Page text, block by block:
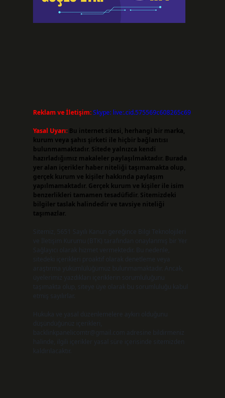
Reklam ve İletişim:Skype: live:.cid.575569c608265c69
Yasal Uyarı: Bu internet sitesi, herhangi bir marka,
kurum veya şahıs şirketi ile hiçbir bağlantısı
bulunmamaktadır. Sitede yalnızca kendi
hazırladığımız makaleler paylaşılmaktadır. Burada
yer alan içerikler haber niteliği taşımamakta olup,
gerçek kurum ve kişiler hakkında paylaşım
yapılmamaktadır. Gerçek kurum ve kişiler ile isim
benzerlikleri tamamen tesadüfidir. Sitemizdeki
bilgiler taslak halindedir ve tavsiye niteliği
taşımazlar.
Sitemiz, 5651 Sayılı Kanun gereğince Bilgi Teknolojileri
ve İletişim Kurumu (BTK) tarafından onaylanmış bir Yer
Sağlayıcı olarak hizmet vermektedir. Bu nedenle,
sitedeki içerikleri proaktif olarak denetleme veya
araştırma yükümlülüğümüz bulunmamaktadır. Ancak,
üyelerimiz yazdıkları içeriklerin sorumluluğunu
taşımakta olup, siteye üye olarak bu sorumluluğu kabul
etmiş sayılırlar.
Hukuka ve yasal düzenlemelere aykırı olduğunu
düşündüğünüz içerikleri,
backlinkpanelicomtr@gmail.com adresine bildirmeniz
halinde, ilgili içerikler yasal süre içerisinde sitemizden
kaldırılacaktır.